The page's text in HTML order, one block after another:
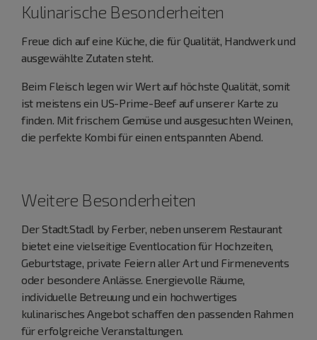
Kulinarische Besonderheiten
Freue dich auf eine Küche, die für Qualität, Handwerk und
ausgewählte Zutaten steht.
Beim Fleisch legen wir Wert auf höchste Qualität, somit
ist meistens ein US-Prime-Beef auf unserer Karte zu
finden. Mit frischem Gemüse und ausgesuchten Weinen,
die perfekte Kombi für einen entspannten Abend.
Weitere Besonderheiten
Der Stadt.Stadl by Ferber, neben unserem Restaurant
bietet eine vielseitige Eventlocation für Hochzeiten,
Geburtstage, private Feiern aller Art und Firmenevents
oder besondere Anlässe. Energievolle Räume,
individuelle Betreuung und ein hochwertiges
kulinarisches Angebot schaffen den passenden Rahmen
für erfolgreiche Veranstaltungen.